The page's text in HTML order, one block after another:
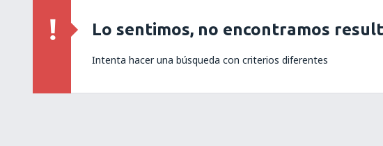
Lo sentimos, no encontramos
Intenta hacer una búsqueda con criterios diferentes